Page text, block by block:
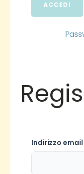
ACCEDI
Indirizzo email